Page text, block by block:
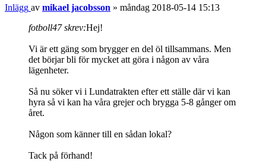
Inlägg av mikael jacobsson » måndag 2018-05-14 15:13
fotboll47 skrev:Hej!
Vi är ett gäng som brygger en del öl tillsammans. Men
det börjar bli för mycket att göra i någon av våra
lägenheter.
Så nu söker vi i Lundatrakten efter ett ställe där vi kan
hyra så vi kan ha våra grejer och brygga 5-8 gånger om
året.
Någon som känner till en sådan lokal?
Tack på förhand!